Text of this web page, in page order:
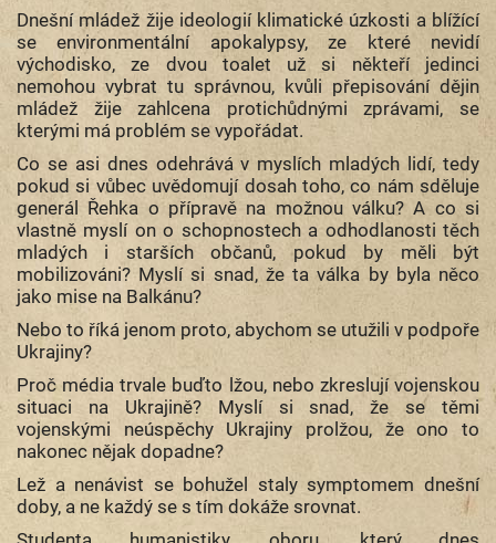
Dnešní mládež žije ideologií klimatické úzkosti a blížící
se environmentální apokalypsy, ze které nevidí
východisko, ze dvou toalet už si někteří jedinci
nemohou vybrat tu správnou, kvůli přepisování dějin
mládež žije zahlcena protichůdnými zprávami, se
kterými má problém se vypořádat.
Co se asi dnes odehrává v myslích mladých lidí, tedy
pokud si vůbec uvědomují dosah toho, co nám sděluje
generál Řehka o přípravě na možnou válku? A co si
vlastně myslí on o schopnostech a odhodlanosti těch
mladých i starších občanů, pokud by měli být
mobilizováni? Myslí si snad, že ta válka by byla něco
jako mise na Balkánu?
Nebo to říká jenom proto, abychom se utužili v podpoře
Ukrajiny?
Proč média trvale buďto lžou, nebo zkreslují vojenskou
situaci na Ukrajině? Myslí si snad, že se těmi
vojenskými neúspěchy Ukrajiny prolžou, že ono to
nakonec nějak dopadne?
Lež a nenávist se bohužel staly symptomem dnešní
doby, a ne každý se s tím dokáže srovnat.